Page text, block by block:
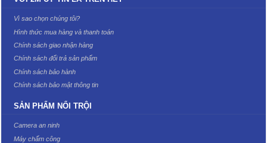
Vì sao chọn chúng tôi?
Hình thức mua hàng và thanh toán
Chính sách giao nhận hàng
Chính sách đổi trả sản phẩm
Chính sách bảo hành
Chính sách bảo mật thông tin
SẢN PHẨM NỔI TRỘI
Camera an ninh
Máy chấm công